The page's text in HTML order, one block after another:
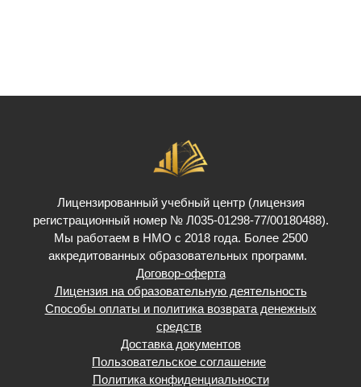
Лицензированный учебный центр (лицензия
регистрационный номер № Л035-01298-77/00180488).
Мы работаем в НМО с 2018 года. Более 2500
аккредитованных образовательных программ.
Договор-оферта
Лицензия на образовательную деятельность
Способы оплаты и политика возврата денежных
средств
Доставка документов
Пользовательское соглашение
Политика конфиденциальности